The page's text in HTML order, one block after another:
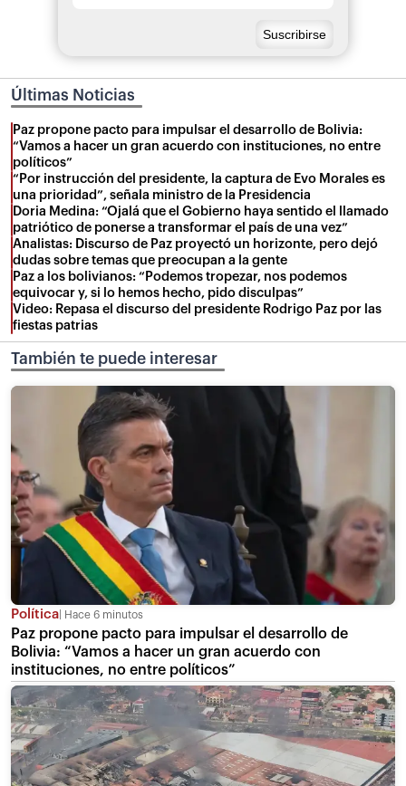
Últimas Noticias
Paz propone pacto para impulsar el desarrollo de Bolivia:
“Vamos a hacer un gran acuerdo con instituciones, no entre
políticos”
“Por instrucción del presidente, la captura de Evo Morales es
una prioridad”, señala ministro de la Presidencia
Doria Medina: “Ojalá que el Gobierno haya sentido el llamado
patriótico de ponerse a transformar el país de una vez”
Analistas: Discurso de Paz proyectó un horizonte, pero dejó
dudas sobre temas que preocupan a la gente
Paz a los bolivianos: “Podemos tropezar, nos podemos
equivocar y, si lo hemos hecho, pido disculpas”
Video: Repasa el discurso del presidente Rodrigo Paz por las
fiestas patrias
También te puede interesar
Política Hace 6 minutos
Paz propone pacto para impulsar el desarrollo de
Bolivia: “Vamos a hacer un gran acuerdo con
instituciones, no entre políticos”